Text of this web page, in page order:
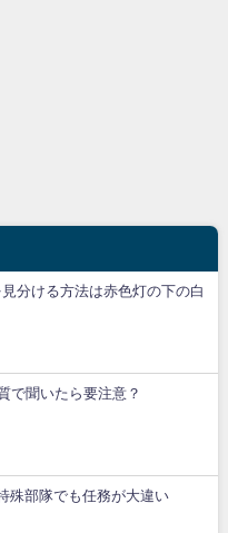
分ける方法は赤色灯の下の白
で聞いたら要注意？
殊部隊でも任務が大違い